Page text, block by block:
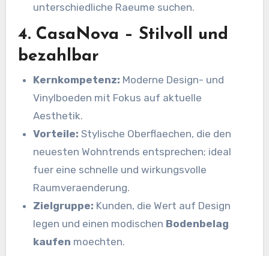
unterschiedliche Raeume suchen.
4. CasaNova – Stilvoll und
bezahlbar
Kernkompetenz: Moderne Design- und
Vinylboeden mit Fokus auf aktuelle
Aesthetik.
Vorteile: Stylische Oberflaechen, die den
neuesten Wohntrends entsprechen; ideal
fuer eine schnelle und wirkungsvolle
Raumveraenderung.
Zielgruppe: Kunden, die Wert auf Design
legen und einen modischen Bodenbelag
kaufen moechten.